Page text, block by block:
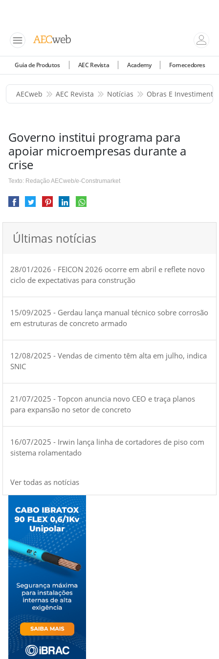
Guia de Produtos AEC Revista Academy Fornecedores
AECweb AEC Revista Notícias Obras E
Governo institui programa para
apoiar microempresas durante a
crise
Texto: Redação AECweb/e-Construmarket
Últimas notícias
28/01/2026 - FEICON 2026 ocorre em abril e reflete novo
ciclo de expectativas para construção
15/09/2025 - Gerdau lança manual técnico sobre corrosão
em estruturas de concreto armado
12/08/2025 - Vendas de cimento têm alta em julho, indica
SNIC
21/07/2025 - Topcon anuncia novo CEO e traça planos
para expansão no setor de concreto
16/07/2025 - Irwin lança linha de cortadores de piso com
sistema rolamentado
Ver todas as notícias